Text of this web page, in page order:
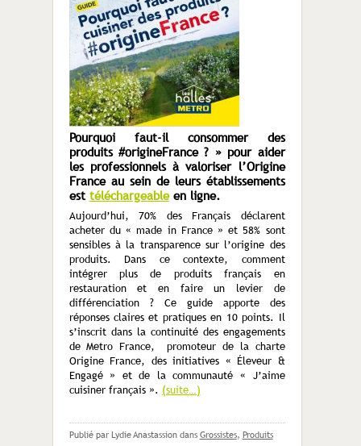
Pourquoi faut-il consommer des
produits #origineFrance ? » pour aider
les professionnels à valoriser l’Origine
France au sein de leurs établissements
est téléchargeableen ligne.
Aujourd’hui, 70% des Français déclarent
acheter du « made in France » et 58% sont
sensibles à la transparence sur l’origine des
produits. Dans ce contexte, comment
intégrer plus de produits français en
restauration et en faire un levier de
différenciation ? Ce guide apporte des
réponses claires et pratiques en 10 points. Il
s’inscrit dans la continuité des engagements
de Metro France, promoteur de la charte
Origine France, des initiatives « Éleveur &
Engagé » et de la communauté « J’aime
cuisiner français ». (suite…)
Publié par Lydie Anastassion dans Grossistes, Produits